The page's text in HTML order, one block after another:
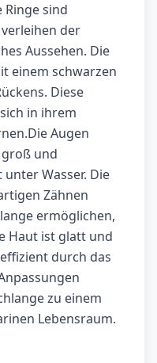
Ringe sind
der
Aussehen. Die
einem schwarzen
Diese
in ihrem
Augen
und
Wasser. Die
Zähnen
ermöglichen,
Haut ist glatt und
durch das
zu einem
Lebensraum.